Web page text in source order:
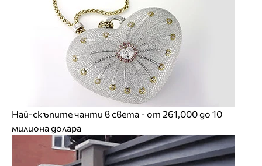
Най-скъпите чанти в света - от 261,000 до 10
милиона долара